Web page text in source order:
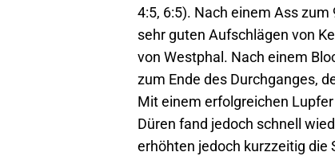
4:5, 6:5). Nach einem Ass
sehr guten Aufschlägen von
von Westphal. Nach einem
zum Ende des Durchganges,
Mit einem erfolgreichen
Düren fand jedoch schnell
erhöhten jedoch kurzzeitig die